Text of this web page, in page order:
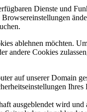
Dienste und
ablehnen möchten.
andere Cookies
auf unserer Domain
Ihres
ausgeblendet wird